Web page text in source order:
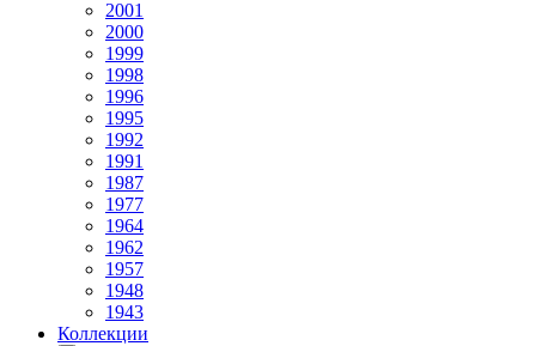
2001
2000
1999
1998
1996
1995
1992
1991
1987
1977
1964
1962
1957
1948
1943
Коллекции